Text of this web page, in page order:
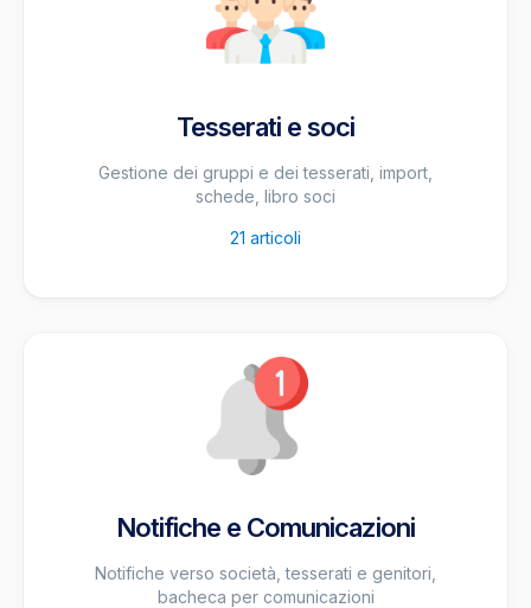
Tesserati e soci
Gestione dei gruppi e dei tesserati, import,
schede, libro soci
21 articoli
Notifiche e Comunicazioni
Notifiche verso società, tesserati e genitori,
bacheca per comunicazioni